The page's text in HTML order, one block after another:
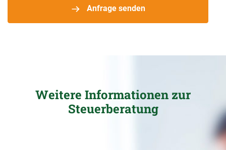
Anfrage senden
Weitere Informationen zur
Steuerberatung